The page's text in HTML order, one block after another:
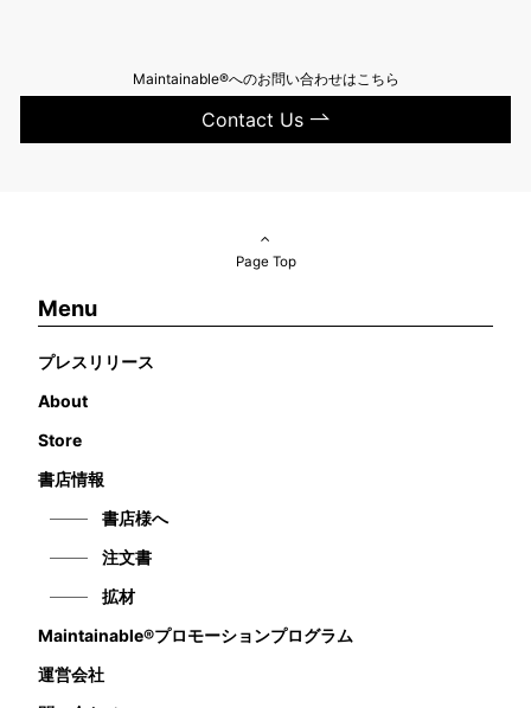
Maintainable®へのお問い合わせはこちら
Contact Us
Page Top
Menu
プレスリリース
About
Store
書店情報
書店様へ
注文書
拡材
Maintainable®プロモーションプログラム
運営会社